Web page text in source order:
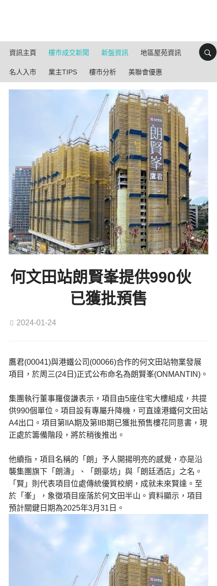
資訊主頁 樓市成交新聞 新盤資訊 地區屋苑資訊
名人入市 業主TIPS 樓市分析 美聯會優惠
何文田站朗賢峯提供990伙
已獲批預售
2024-01-24
鷹君(00041)與港鐵公司(00066)合作的何文田站物業發展
項目，於周三(24日)正式公布命名為朗賢峯(ONMANTIN)。
集團執行董事羅俊謙表示，項目由5座住宅大樓組成，共提
供990個單位。項目設有專屬升降機，可直達港鐵何文田站
A4出口。項目第IIA期及第IIB期已獲批預售樓花同意書，現
正處於籌備階段，將於稍後推出。
他續指，項目名稱的「朗」予人開揚明亮的感覺，亦是沿
襲集團旗下「朗濤」、「朗豪坊」與「朗廷酒店」之名。
「賢」則代表項目位處傳統優質校網，成就未來賢達。至
於「峯」，象徵項目座落於何文田半山。資料顯示，項目
預計關鍵日期為2025年3月31日。